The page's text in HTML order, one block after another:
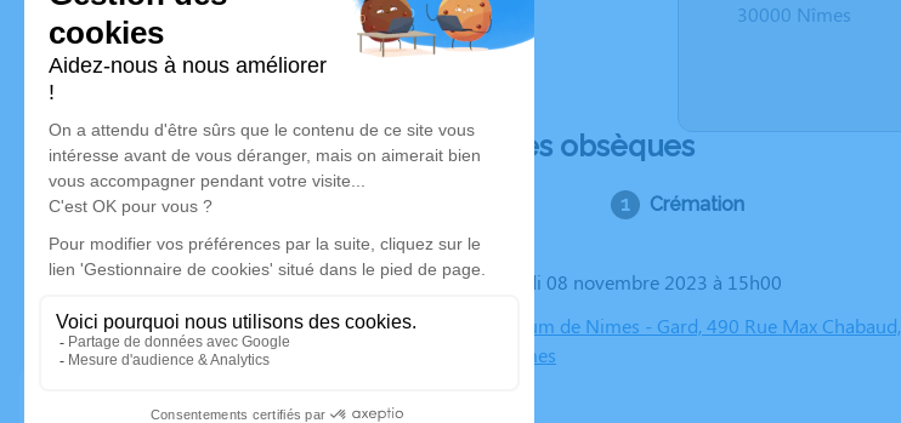
30000 Nîmes
Déroulé des obsèques
Crémation
Le mercredi 08 novembre 2023 à 15h00
Crématorium de Nimes - Gard, 490 Rue Max Chabaud,
30000 Nîmes